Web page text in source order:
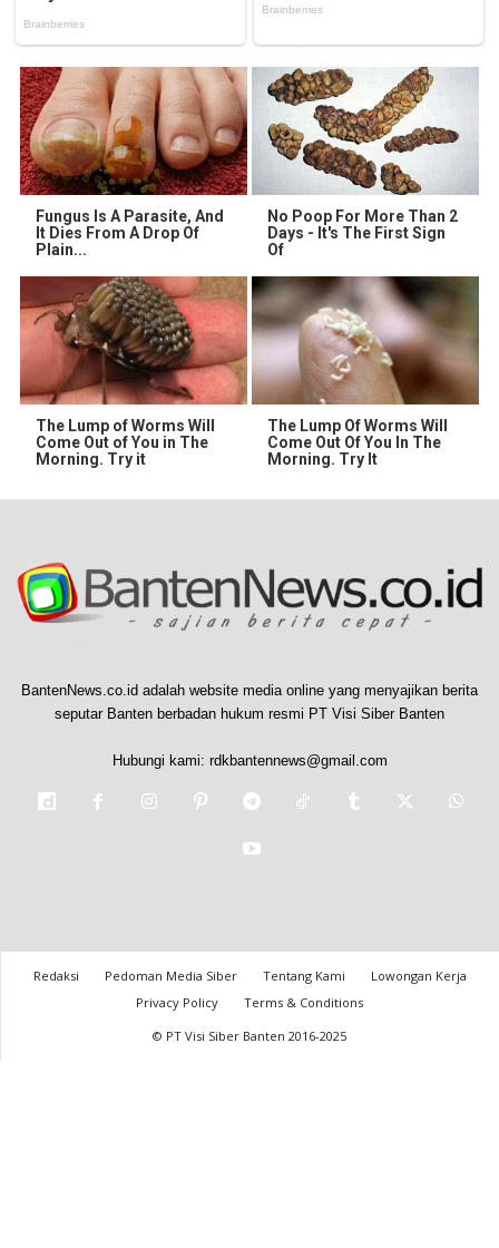
Fungus Is A Parasite, And
It Dies From A Drop Of
Plain...
No Poop For More Than 2
Days - It's The First Sign
Of
The Lump of Worms Will
Come Out of You in The
Morning. Try it
The Lump Of Worms Will
Come Out Of You In The
Morning. Try It
BantenNews.co.id adalah website media online yang menyajikan berita
seputar Banten berbadan hukum resmi PT Visi Siber Banten
Hubungi kami: rdkbantennews@gmail.com
Redaksi Pedoman Media Siber Tentang Kami
Lowongan Kerja
Privacy Policy
Terms & Conditions
© PT Visi Siber Banten 2016-2025